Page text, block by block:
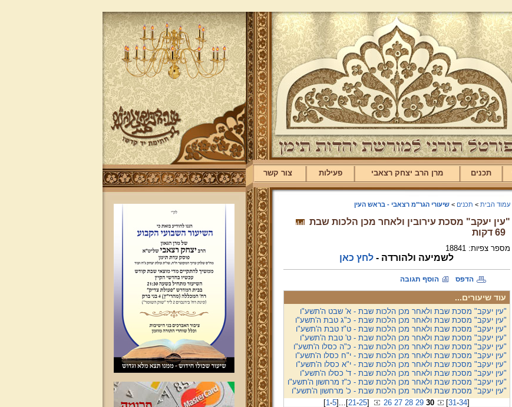
תכנים מרן הרב יצחק רצאבי פעילות צור קשר
עמוד הבית > תכנים >שיעורי הגר"מ רצאבי - בראש העין
"עין יעקב" מסכת עירובין ולאחר מכן הלכות שבת
69 דקות
מספר צפיות: 18841
לשמיעה ולהורדה - לחץ כאן
הדפס הוסף תגובה
עוד שיעורים...
"עין יעקב" מסכת שבת ולאחר מכן הלכות שבת - א' שבט ה'תשע"ו
"עין יעקב" מסכת שבת ולאחר מכן הלכות שבת - כ"ג טבת ה'תשע"ו
"עין יעקב" מסכת שבת ולאחר מכן הלכות שבת - ט"ז טבת ה'תשע"ו
"עין יעקב" מסכת שבת ולאחר מכן הלכות שבת - ט' טבת ה'תשע"ו
"עין יעקב" מסכת שבת ולאחר מכן הלכות שבת - כ"ה כסלו ה'תשע"ו
"עין יעקב" מסכת שבת ולאחר מכן הלכות שבת - י"ח כסלו ה'תשע"ו
"עין יעקב" מסכת שבת ולאחר מכן הלכות שבת - י"א כסלו ה'תשע"ו
"עין יעקב" מסכת שבת ולאחר מכן הלכות שבת - ד' כסלו ה'תשע"ו
"עין יעקב" מסכת שבת ולאחר מכן הלכות שבת - כ"ז מרחשון ה'תשע"ו
"עין יעקב" מסכת שבת ולאחר מכן הלכות שבת - כ' מרחשון ה'תשע"ו
[1-5] ... [21-25] 26 27 28 29 30 [31-34]